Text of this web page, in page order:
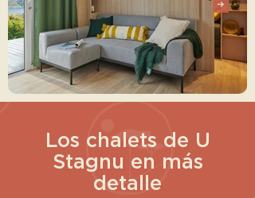
Los chalets de U
Stagnu en más
detalle